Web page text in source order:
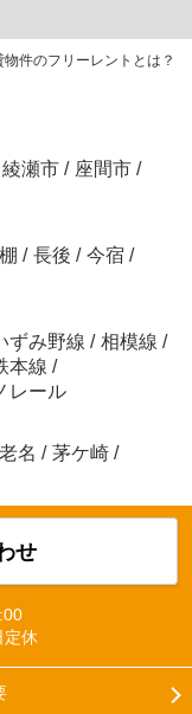
物件のフリーレントとは？
綾瀬市 / 座間市 /
/ 長後 / 今宿 /
ずみ野線 / 相模線 /
本線 /
レール
名 / 茅ケ崎 /
せ
定休